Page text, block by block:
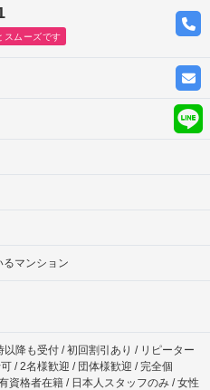
スムーズです
るマンション
降も受付 / 初回割引あり / リピーター
/ 2名様歓迎 / 団体様歓迎 / 完全個
資格者在籍 / 日本人スタッフのみ / 女性